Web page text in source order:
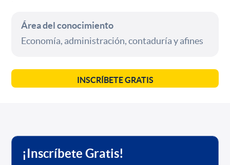
Área del conocimiento
Economía, administración, contaduría y afines
INSCRÍBETE GRATIS
¡Inscríbete Gratis!